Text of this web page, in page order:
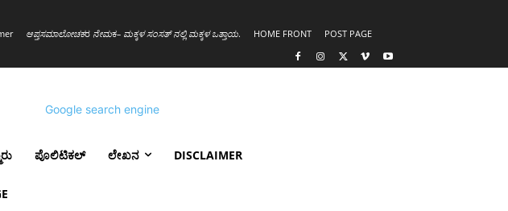
ಆಪ್ತಸಮಾಲೋಚಕರ ನೇಮಕ– ಮಕ್ಕಳ ಸಂಸತ್ ನಲ್ಲಿ ಮಕ್ಕಳ ಒತ್ತಾಯ. HOME FRONT POST PAGE
ಪೊಲಿಟಿಕಲ್ ಲೇಖನ DISCLAIMER